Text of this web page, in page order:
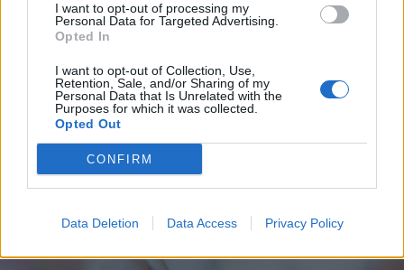
I want to opt-out of processing my
Personal Data for Targeted Advertising.
Opted In
I want to opt-out of Collection, Use,
Retention, Sale, and/or Sharing of my
Personal Data that Is Unrelated with the
Purposes for which it was collected.
Opted Out
CONFIRM
Data Deletion Data Access Privacy Policy
2026. augusztus 07., péntek
Emberi sorsokat, érzelmeket
mutat be a Magyar Menyasszony
kiállítás